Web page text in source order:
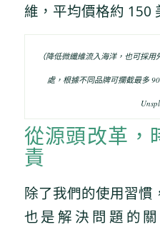
維，平均價格約 150
（降低微纖維流入海洋，也可採
處，根據不同品牌可攔截最多
從源頭改革，
責
除了我們的使用習慣
也是解決問題的